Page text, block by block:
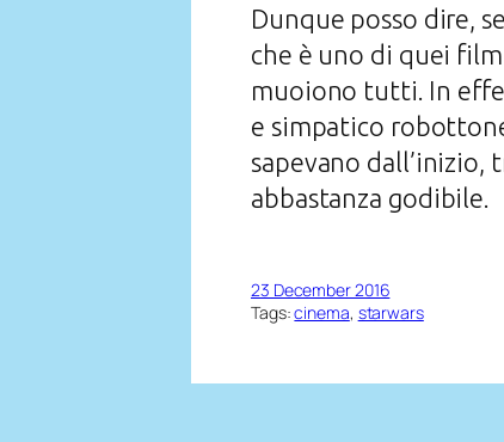
Dunque posso dire,
che è uno di quei
muoiono tutti. In
e simpatico
sapevano dall’inizio,
abbastanza godibile.
23 December 2016
Tags:cinema, starwars